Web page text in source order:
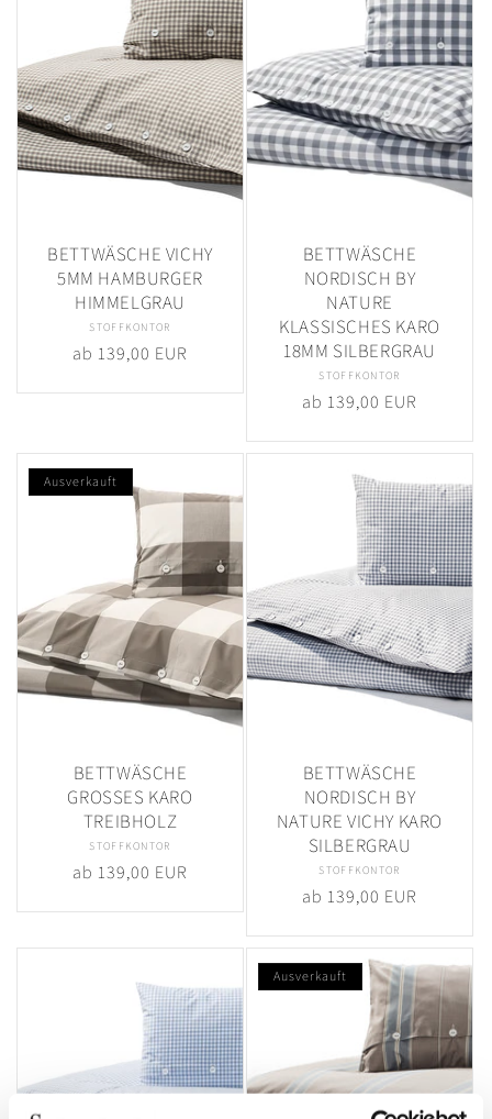
BETTWÄSCHE VICHY
5MM HAMBURGER
HIMMELGRAU
Anbieter:
STOFFKONTOR
Normaler
ab 139,00 EUR
BETTWÄSCHE
NORDISCH BY
NATURE
KLASSISCHES KARO
18MM SILBERGRAU
Anbieter:
STOFFKONTOR
Normaler
ab 139,00 EUR
Ausverkauft
BETTWÄSCHE
GROSSES KARO
TREIBHOLZ
Anbieter:
STOFFKONTOR
Normaler
ab 139,00 EUR
BETTWÄSCHE
NORDISCH BY
NATURE VICHY KARO
SILBERGRAU
Anbieter:
STOFFKONTOR
Normaler
ab 139,00 EUR
Ausverkauft